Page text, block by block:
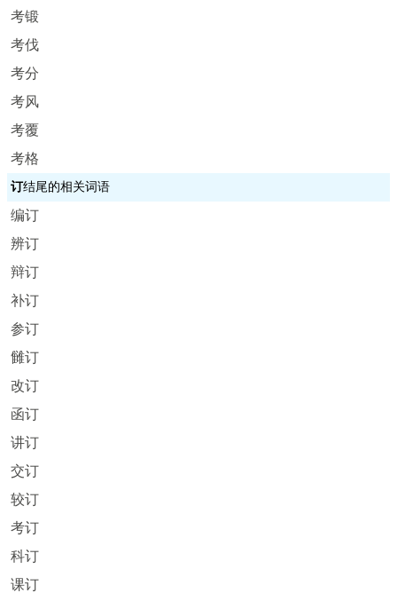
考锻
考伐
考分
考风
考覆
考格
订结尾的相关词语
编订
辨订
辩订
补订
参订
雠订
改订
函订
讲订
交订
较订
考订
科订
课订